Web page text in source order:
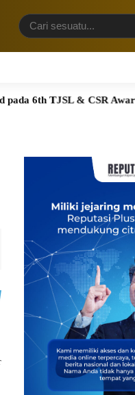
& CSR Award 2026